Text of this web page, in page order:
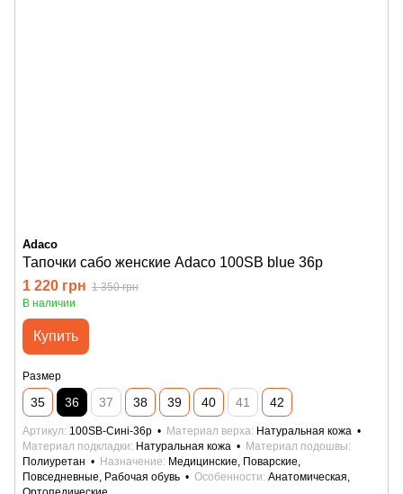
Adaco
Тапочки сабо женские Adaco 100SB blue 36р
1 220 грн 1 350 грн
В наличии
Купить
Размер
35 36 37 38 39 40 41 42
Артикул 100SB-Сині-36р Материал верха Натуральная кожа
Материал подкладки
Натуральная кожа
Материал подошвы
Полиуретан
Назначение
Медицинские, Поварские,
Повседневные, Рабочая обувь
Особенности Анатомическая,